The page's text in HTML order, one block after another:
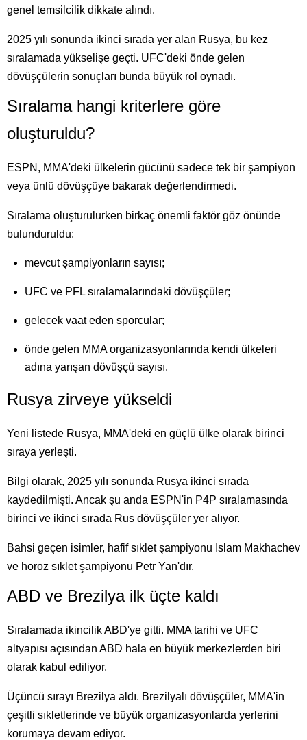
genel temsilcilik dikkate alındı.
2025 yılı sonunda ikinci sırada yer alan Rusya, bu kez
sıralamada yükselişe geçti. UFC'deki önde gelen
dövüşçülerin sonuçları bunda büyük rol oynadı.
Sıralama hangi kriterlere göre
oluşturuldu?
ESPN, MMA'deki ülkelerin gücünü sadece tek bir şampiyon
veya ünlü dövüşçüye bakarak değerlendirmedi.
Sıralama oluşturulurken birkaç önemli faktör göz önünde
bulunduruldu:
mevcut şampiyonların sayısı;
UFC ve PFL sıralamalarındaki dövüşçüler;
gelecek vaat eden sporcular;
önde gelen MMA organizasyonlarında kendi ülkeleri
adına yarışan dövüşçü sayısı.
Rusya zirveye yükseldi
Yeni listede Rusya, MMA'deki en güçlü ülke olarak birinci
sıraya yerleşti.
Bilgi olarak, 2025 yılı sonunda Rusya ikinci sırada
kaydedilmişti. Ancak şu anda ESPN'in P4P sıralamasında
birinci ve ikinci sırada Rus dövüşçüler yer alıyor.
Bahsi geçen isimler, hafif sıklet şampiyonu Islam Makhachev
ve horoz sıklet şampiyonu Petr Yan'dır.
ABD ve Brezilya ilk üçte kaldı
Sıralamada ikincilik ABD'ye gitti. MMA tarihi ve UFC
altyapısı açısından ABD hala en büyük merkezlerden biri
olarak kabul ediliyor.
Üçüncü sırayı Brezilya aldı. Brezilyalı dövüşçüler, MMA'in
çeşitli sıkletlerinde ve büyük organizasyonlarda yerlerini
korumaya devam ediyor.